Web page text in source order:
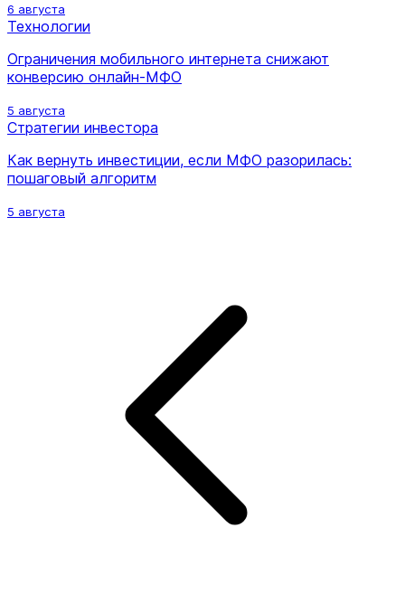
6 августа
Технологии
Ограничения мобильного интернета снижают
конверсию онлайн-МФО
5 августа
Стратегии инвестора
Как вернуть инвестиции, если МФО разорилась:
пошаговый алгоритм
5 августа